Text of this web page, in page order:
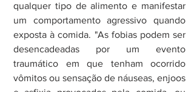
qualquer tipo de alimento e manifestar
um comportamento agressivo quando
exposta à comida. "As fobias podem ser
desencadeadas por um evento
traumático em que tenham ocorrido
vômitos ou sensação de náuseas, enjoos